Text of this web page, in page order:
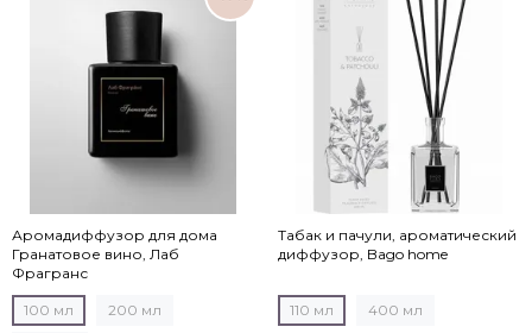
Аромадиффузор для дома
Гранатовое вино, Лаб
Фрагранс
100 мл 200 мл
Табак и пачули, ароматический
диффузор, Bago home
110 мл 400 мл